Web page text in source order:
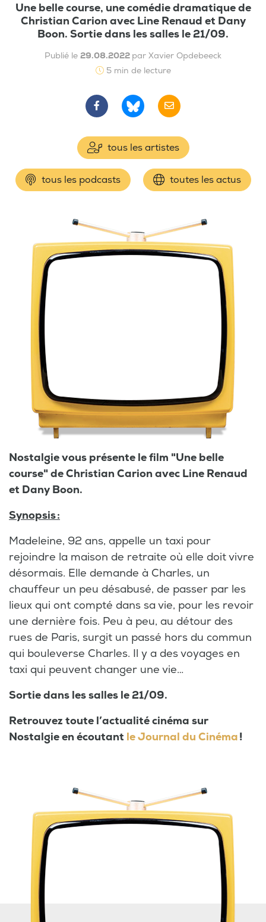
Une belle course, une comédie dramatique de
Christian Carion avec Line Renaud et Dany
Boon. Sortie dans les salles le 21/09.
Publié le 29.08.2022 par Xavier Opdebeeck
5 min de lecture
tous les artistes
tous les podcasts toutes les actus
Nostalgie vous présente le film "Une belle
course" de Christian Carion avec Line Renaud
et Dany Boon.
Synopsis :
Madeleine, 92 ans, appelle un taxi pour
rejoindre la maison de retraite où elle doit vivre
désormais. Elle demande à Charles, un
chauffeur un peu désabusé, de passer par les
lieux qui ont compté dans sa vie, pour les revoir
une dernière fois. Peu à peu, au détour des
rues de Paris, surgit un passé hors du commun
qui bouleverse Charles. Il y a des voyages en
taxi qui peuvent changer une vie…
Sortie dans les salles le 21/09.
Retrouvez toute l’actualité cinéma sur
Nostalgie en écoutant le Journal du Cinéma!